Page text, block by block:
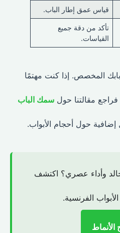
قياس عمق إطار الباب.
تأكد من دقة جميع
القياسات.
المخصص. إذا كنت مهتمًا
مقالتنا حول سمك الباب
حول أحجام الأبواب.
وأداء عصري؟ اكتشف
الفرنسية.